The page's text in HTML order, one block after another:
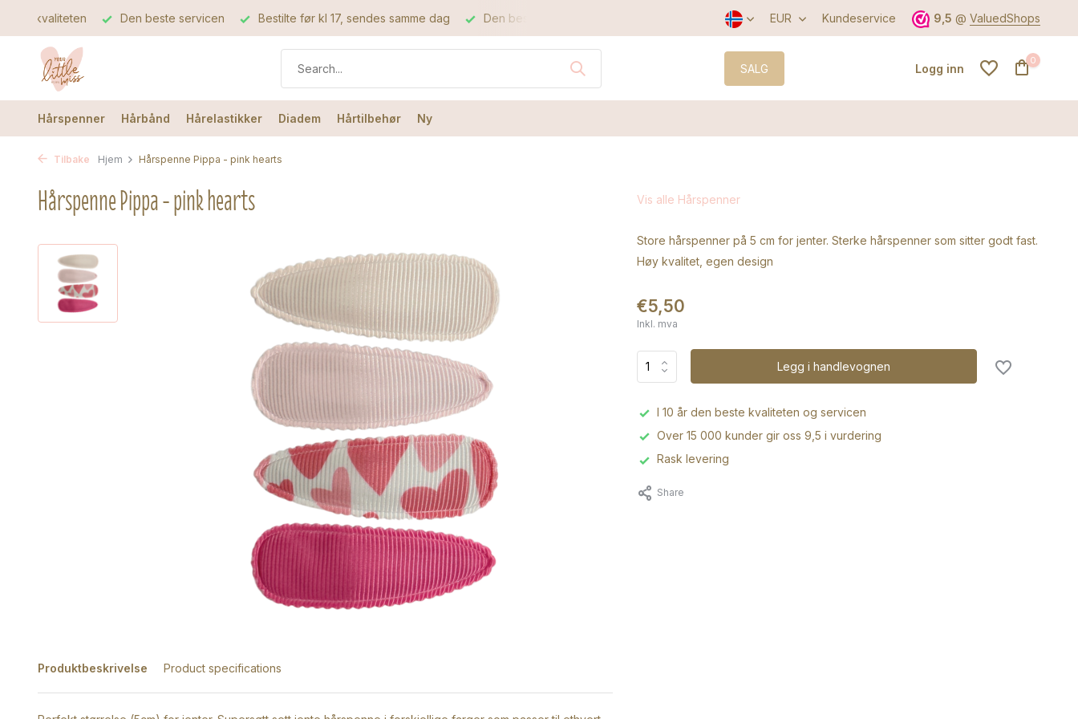
Den beste servicen Bestilte før kl 17, sendes samme dag Den beste kvaliteten EUR Kundeservice 9,5 @ ValuedShops
SALG Logg inn
0
Hårspenner Hårbånd Hårelastikker Diadem Hårtilbehør Ny
Tilbake Hjem Hårspenne Pippa - pink hearts
Hårspenne Pippa - pink hearts
Produktbeskrivelse Product specifications
Vis alle Hårspenner
Store hårspenner på 5 cm for jenter. Sterke hårspenner som sitter godt fast.
Høy kvalitet, egen design
€5,50
Inkl. mva
Legg i handlevognen
I 10 år den beste kvaliteten og servicen
Over 15 000 kunder gir oss 9,5 i vurdering
Rask levering
Share